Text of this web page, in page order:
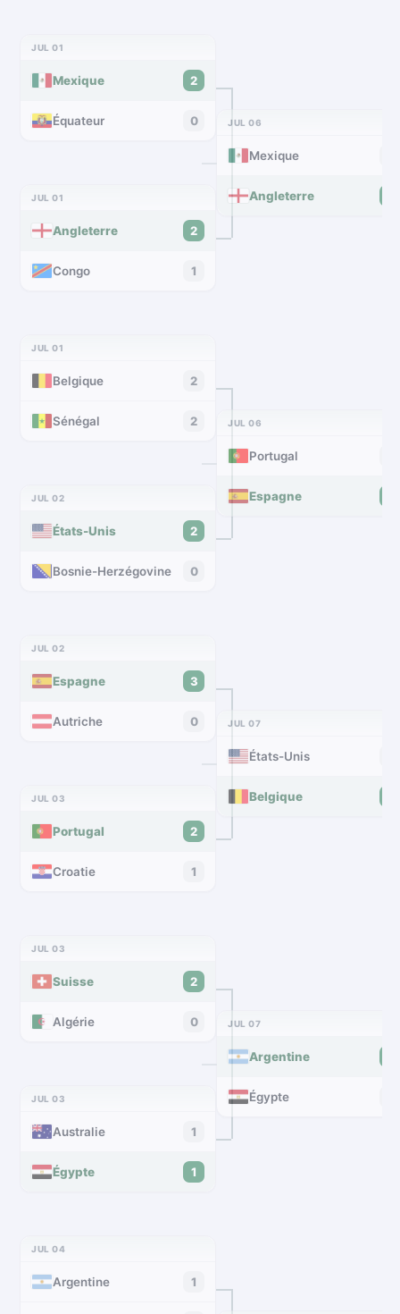
JUL 01
Mexique 2
Équateur 0
JUL 01
Angleterre 2
Congo 1
JUL 01
Belgique 2
Sénégal 2
JUL 02
États-Unis 2
Bosnie-Herzégovine 0
JUL 02
Espagne 3
Autriche 0
JUL 03
Portugal 2
Croatie 1
JUL 03
Suisse 2
Algérie 0
JUL 03
Australie 1
Égypte 1
JUL 04
Argentine 1
JUL 06
Mexique
Angleterre
JUL 06
Portugal
Espagne
JUL 07
États-Unis
Belgique
JUL 07
Argentine
Égypte